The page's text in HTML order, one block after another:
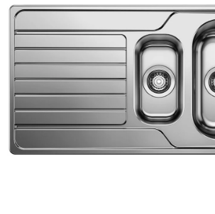
z
hviezdičiek.